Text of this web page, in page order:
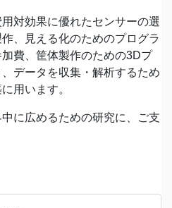
対効果に優れたセンサーの選
、見える化のためのプログラ
費、筐体製作のための3Dプ
データを収集・解析するため
用います。
に広めるための研究に、ご支